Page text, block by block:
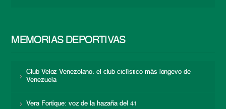
MEMORIAS DEPORTIVAS
Club Veloz Venezolano: el club ciclístico más longevo de
Venezuela
Vera Fortique: voz de la hazaña del 41